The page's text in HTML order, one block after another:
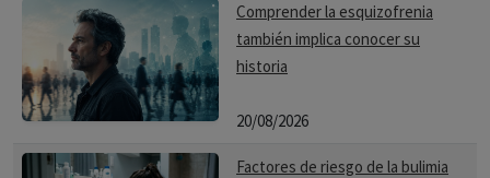
Comprender la esquizofrenia
también implica conocer su
historia
20/08/2026
Factores de riesgo de la bulimia